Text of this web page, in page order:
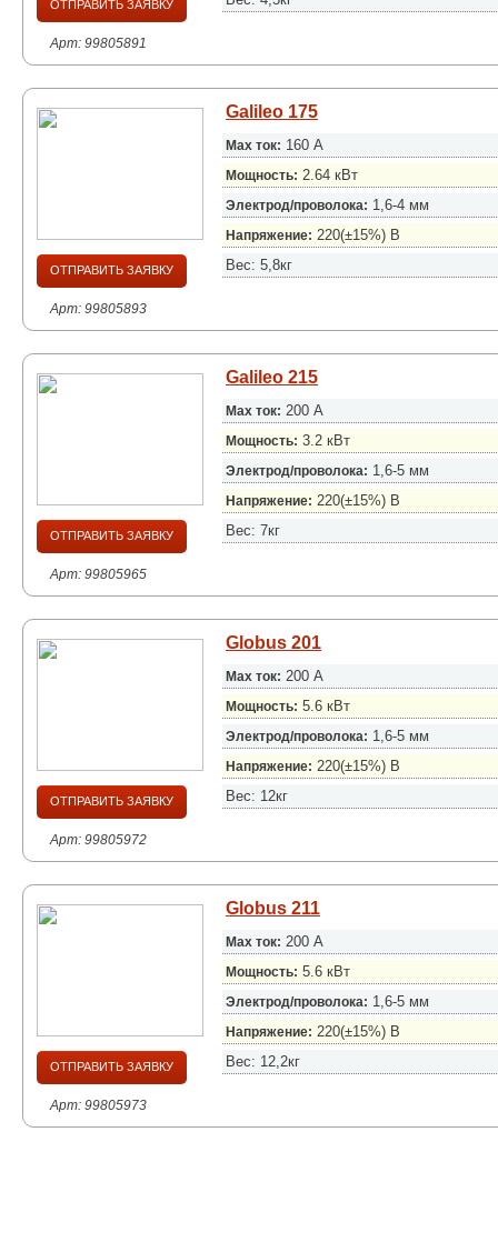
ОТПРАВИТЬ ЗАЯВКУ
Арт: 99805891
ОТПРАВИТЬ ЗАЯВКУ
Арт: 99805893
Galileo 175
Max ток: 160 А
Мощность: 2.64 кВт
Электрод/проволока: 1,6-4 мм
Напряжение: 220(±15%) В
Вес: 5,8кг
ОТПРАВИТЬ ЗАЯВКУ
Арт: 99805965
Galileo 215
Max ток: 200 А
Мощность: 3.2 кВт
Электрод/проволока: 1,6-5 мм
Напряжение: 220(±15%) В
Вес: 7кг
ОТПРАВИТЬ ЗАЯВКУ
Арт: 99805972
Globus 201
Max ток: 200 А
Мощность: 5.6 кВт
Электрод/проволока: 1,6-5 мм
Напряжение: 220(±15%) В
Вес: 12кг
ОТПРАВИТЬ ЗАЯВКУ
Арт: 99805973
Globus 211
Max ток: 200 А
Мощность: 5.6 кВт
Электрод/проволока: 1,6-5 мм
Напряжение: 220(±15%) В
Вес: 12,2кг